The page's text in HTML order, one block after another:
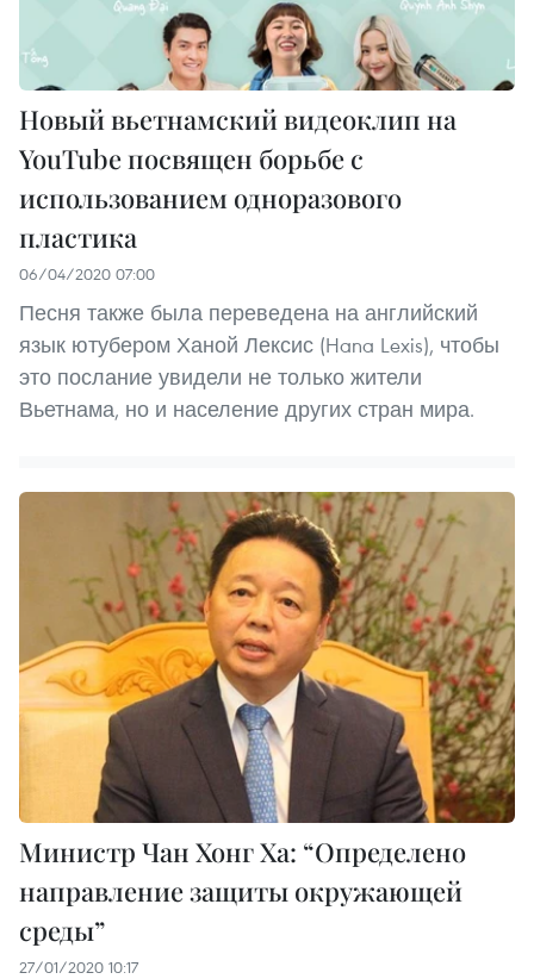
Новый вьетнамский видеоклип на
YouTube посвящен борьбе с
использованием одноразового
пластика
06/04/2020 07:00
Песня также была переведена на английский
язык ютубером Ханой Лексис (Hana Lexis), чтобы
это послание увидели не только жители
Вьетнама, но и население других стран мира.
Министр Чан Хонг Ха: “Определено
направление защиты окружающей
среды”
27/01/2020 10:17